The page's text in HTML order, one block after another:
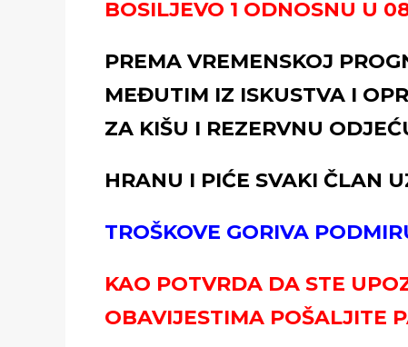
BOSILJEVO 1 ODNOSNU U
PREMA VREMENSKOJ
MEĐUTIM IZ ISKUSTVA I
ZA KIŠU I REZERVNU
HRANU I PIĆE SVAKI ČLAN
TROŠKOVE GORIVA
KAO POTVRDA DA STE
OBAVIJESTIMA POŠALJITE